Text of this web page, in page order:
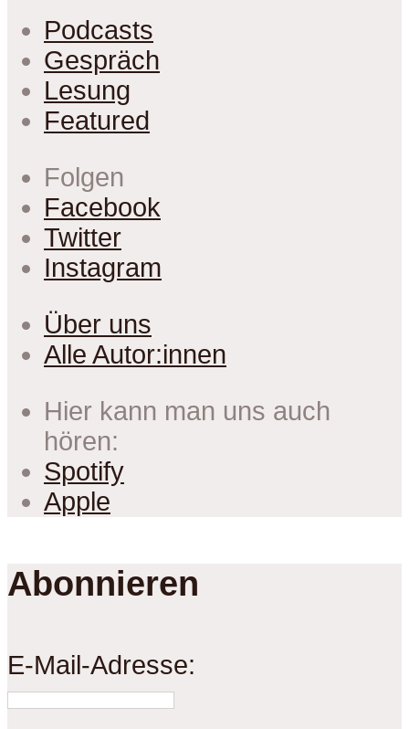
Podcasts
Gespräch
Lesung
Featured
Folgen
Facebook
Twitter
Instagram
Über uns
Alle Autor:innen
Hier kann man uns auch
hören:
Spotify
Apple
Abonnieren
E-Mail-Adresse: